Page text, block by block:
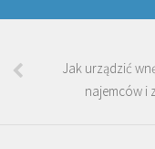
Jak urządzić
najemców i